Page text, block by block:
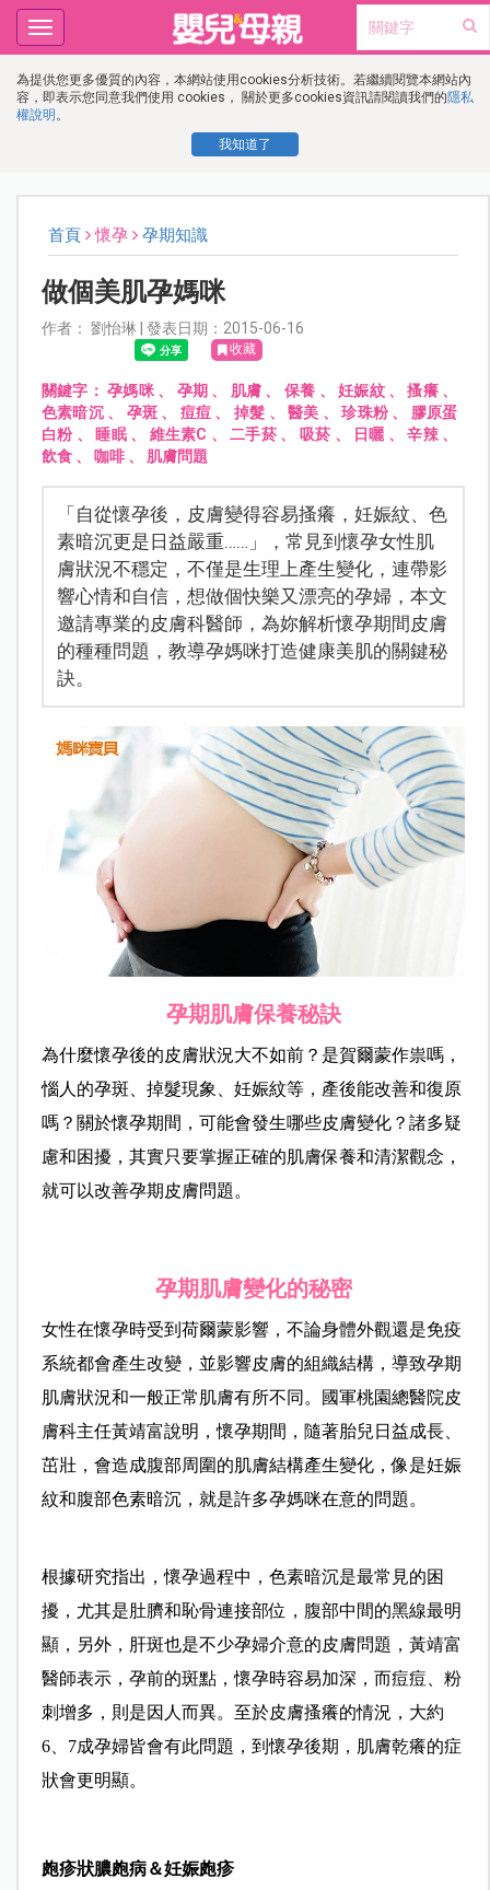
為提供您更多優質的內容，本網站使用cookies分析技術。若繼續閱覽本網站內
容，即表示您同意我們使用 cookies， 關於更多cookies資訊請閱讀我們的隱私
權說明 。
我知道了
Toggle
navigation
首頁 懷孕 孕期知識
做個美肌孕媽咪
作者： 劉怡琳 | 發表日期：2015-06-16
收藏
關鍵字：孕媽咪、 孕期 、 肌膚 、 保養 、妊娠紋、搔癢、
色素暗沉、 孕斑 、 痘痘 、 掉髮 、醫美 、珍珠粉、 膠原蛋
白粉、 睡眠、 維生素C 、二手菸、 吸菸 、 日曬 、辛辣、
飲食、 咖啡、 肌膚問題
「自從懷孕後，皮膚變得容易搔癢，妊娠紋、色
素暗沉更是日益嚴重……」，常見到懷孕女性肌
膚狀況不穩定，不僅是生理上產生變化，連帶影
響心情和自信，想做個快樂又漂亮的孕婦，本文
邀請專業的皮膚科醫師，為妳解析懷孕期間皮膚
的種種問題，教導孕媽咪打造健康美肌的關鍵秘
訣。
孕期肌膚保養秘訣
為什麼懷孕後的皮膚狀況大不如前？是賀爾蒙作祟嗎，
惱人的孕斑、掉髮現象、妊娠紋等，產後能改善和復原
嗎？關於懷孕期間，可能會發生哪些皮膚變化？諸多疑
慮和困擾，其實只要掌握正確的肌膚保養和清潔觀念，
就可以改善孕期皮膚問題。
孕期肌膚變化的秘密
女性在懷孕時受到荷爾蒙影響，不論身體外觀還是免疫
系統都會產生改變，並影響皮膚的組織結構，導致孕期
肌膚狀況和一般正常肌膚有所不同。國軍桃園總醫院皮
膚科主任黃靖富說明，懷孕期間，隨著胎兒日益成長、
茁壯，會造成腹部周圍的肌膚結構產生變化，像是妊娠
紋和腹部色素暗沉，就是許多孕媽咪在意的問題。
根據研究指出，懷孕過程中，色素暗沉是最常見的困
擾，尤其是肚臍和恥骨連接部位，腹部中間的黑線最明
顯，另外，肝斑也是不少孕婦介意的皮膚問題，黃靖富
醫師表示，孕前的斑點，懷孕時容易加深，而痘痘、粉
刺增多，則是因人而異。至於皮膚搔癢的情況，大約
6、7成孕婦皆會有此問題，到懷孕後期，肌膚乾癢的症
狀會更明顯。
皰疹狀膿皰病＆妊娠皰疹